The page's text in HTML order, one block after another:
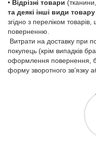
• Відрізні товари
та деякі інші види товару
згідно з переліком
поверненню.
Витрати на доставку при
покупець (крім випадків
оформлення повернення,
форму зворотного зв’язку